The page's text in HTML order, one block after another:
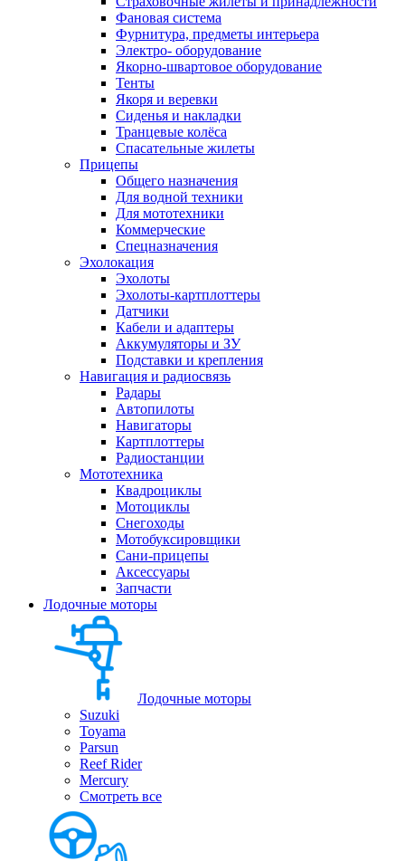
Фановая система
Фурнитура, предметы интерьера
Электро- оборудование
Якорно-швартовое оборудование
Тенты
Якоря и веревки
Сиденья и накладки
Транцевые колёса
Спасательные жилеты
Прицепы
Общего назначения
Для водной техники
Для мототехники
Коммерческие
Спецназначения
Эхолокация
Эхолоты
Эхолоты-картплоттеры
Датчики
Кабели и адаптеры
Аккумуляторы и ЗУ
Подставки и крепления
Навигация и радиосвязь
Радары
Автопилоты
Навигаторы
Картплоттеры
Радиостанции
Мототехника
Квадроциклы
Мотоциклы
Снегоходы
Мотобуксировщики
Сани-прицепы
Аксессуары
Запчасти
Лодочные моторы
Лодочные моторы
Suzuki
Toyama
Parsun
Reef Rider
Mercury
Смотреть все